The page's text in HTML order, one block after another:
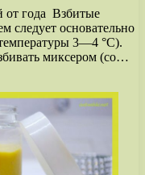
от года ​ Взбитые
следует основательно
3—4 °С).
миксером (со…